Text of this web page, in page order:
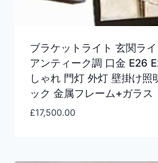
ブラケットライト 玄関ラ
アンティーク調 口金 E26
しゃれ 門灯 外灯 壁掛け照
ック 金属フレーム+ガラス
£17,500.00